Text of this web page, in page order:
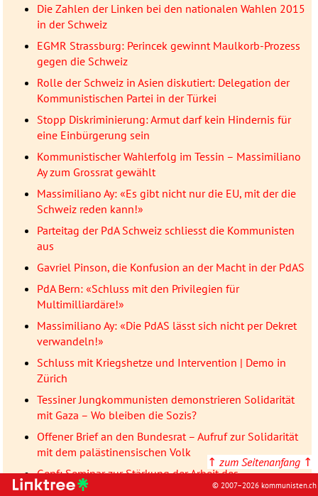
Die Zahlen der Linken bei den nationalen Wahlen 2015
in der Schweiz
EGMR Strassburg: Perincek gewinnt Maulkorb-Prozess
gegen die Schweiz
Rolle der Schweiz in Asien diskutiert: Delegation der
Kommunistischen Partei in der Türkei
Stopp Diskriminierung: Armut darf kein Hindernis für
eine Einbürgerung sein
Kommunistischer Wahlerfolg im Tessin – Massimiliano
Ay zum Grossrat gewählt
Massimiliano Ay: «Es gibt nicht nur die EU, mit der die
Schweiz reden kann!»
Parteitag der PdA Schweiz schliesst die Kommunisten
aus
Gavriel Pinson, die Konfusion an der Macht in der PdAS
PdA Bern: «Schluss mit den Privilegien für
Multimilliardäre!»
Massimiliano Ay: «Die PdAS lässt sich nicht per Dekret
verwandeln!»
Schluss mit Kriegshetze und Intervention | Demo in
Zürich
Tessiner Jungkommunisten demonstrieren Solidarität
mit Gaza – Wo bleiben die Sozis?
Offener Brief an den Bundesrat – Aufruf zur Solidarität
mit dem palästinensischen Volk
Genf: Seminar zur Stärkung der Arbeit des
Weltgewerkschaftsbundes bei den Internationalen
↑ zum Seitenanfang ↑
© 2007–2026 kommunisten.ch